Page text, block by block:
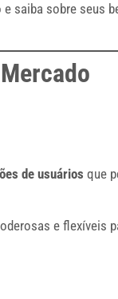
saiba sobre seus
de usuários que
e flexíveis